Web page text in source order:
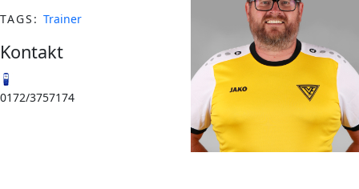
TAGS: Trainer
Kontakt
0172/3757174